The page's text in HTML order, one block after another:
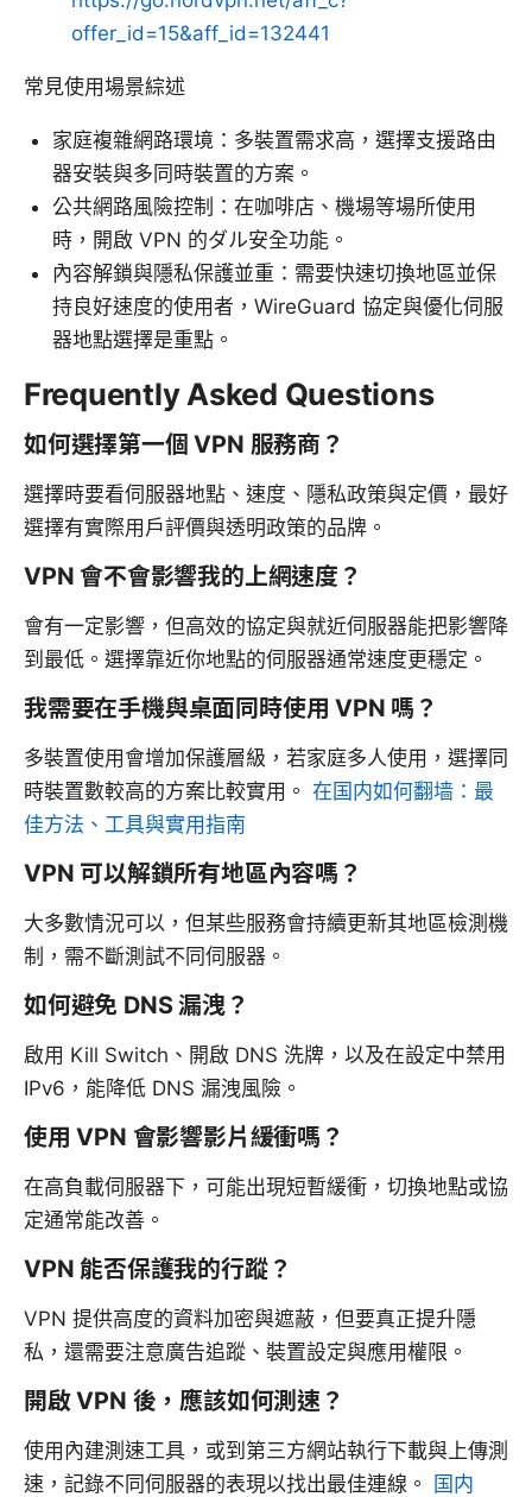
offer_id=15&aff_id=132441
常見使用場景綜述
家庭複雜網路環境：多裝置需求高，選擇支援路由
器安裝與多同時裝置的方案。
公共網路風險控制：在咖啡店、機場等場所使用
時，開啟 VPN 的ダル安全功能。
內容解鎖與隱私保護並重：需要快速切換地區並保
持良好速度的使用者，WireGuard 協定與優化伺服
器地點選擇是重點。
Frequently Asked Questions
如何選擇第一個 VPN 服務商？
選擇時要看伺服器地點、速度、隱私政策與定價，最好
選擇有實際用戶評價與透明政策的品牌。
VPN 會不會影響我的上網速度？
會有一定影響，但高效的協定與就近伺服器能把影響降
到最低。選擇靠近你地點的伺服器通常速度更穩定。
我需要在手機與桌面同時使用 VPN 嗎？
多裝置使用會增加保護層級，若家庭多人使用，選擇同
時裝置數較高的方案比較實用。 在国内如何翻墙：最
佳方法、工具與實用指南
VPN 可以解鎖所有地區內容嗎？
大多數情況可以，但某些服務會持續更新其地區檢測機
制，需不斷測試不同伺服器。
如何避免 DNS 漏洩？
啟用 Kill Switch、開啟 DNS 洗牌，以及在設定中禁用
IPv6，能降低 DNS 漏洩風險。
使用 VPN 會影響影片緩衝嗎？
在高負載伺服器下，可能出現短暫緩衝，切換地點或協
定通常能改善。
VPN 能否保護我的行蹤？
VPN 提供高度的資料加密與遮蔽，但要真正提升隱
私，還需要注意廣告追蹤、裝置設定與應用權限。
開啟 VPN 後，應該如何測速？
使用內建測速工具，或到第三方網站執行下載與上傳測
速，記錄不同伺服器的表現以找出最佳連線。 国内